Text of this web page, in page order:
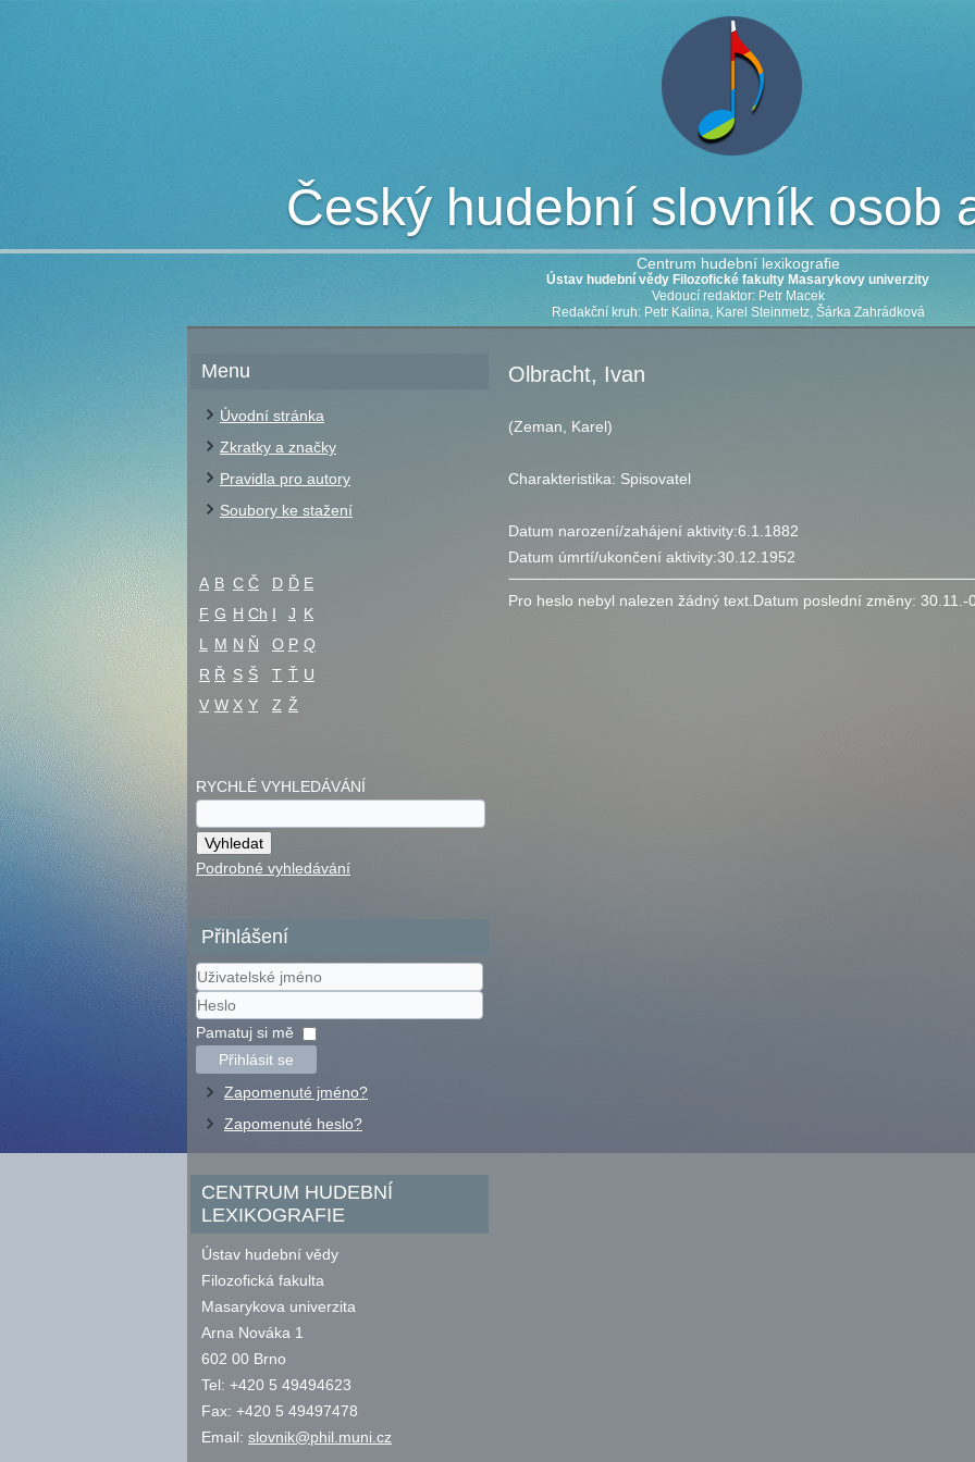
Český hudební slovník osob
Centrum hudební lexikografie
Ústav hudební vědy Filozofické fakulty Masarykovy univerzity
Vedoucí redaktor: Petr Macek
Redakční kruh: Petr Kalina, Karel Steinmetz, Šárka Zahrádková
Menu
Úvodní stránka
Zkratky a značky
Pravidla pro autory
Soubory ke stažení
A B C Č D Ď E
F G H Ch I J K
L
M N Ň O P Q
R Ř S Š T Ť U
V W X Y Z Ž
RYCHLÉ VYHLEDÁVÁNÍ
Podrobné vyhledávání
Přihlášení
Uživatelské
jméno
Heslo
Pamatuj si mě
Přihlásit se
Zapomenuté jméno?
Zapomenuté heslo?
CENTRUM HUDEBNÍ
LEXIKOGRAFIE
Ústav hudební vědy
Filozofická fakulta
Masarykova univerzita
Arna Nováka 1
602 00 Brno
Tel: +420 5 49494623
Fax: +420 5 49497478
Email: slovnik@phil.muni.cz
Olbracht, Ivan
(Zeman, Karel)
Charakteristika: Spisovatel
Datum narození/zahájení aktivity:6.1.1882
Datum úmrtí/ukončení aktivity:30.12.1952
Pro heslo nebyl nalezen žádný text. Datum poslední změny: 30.11.-